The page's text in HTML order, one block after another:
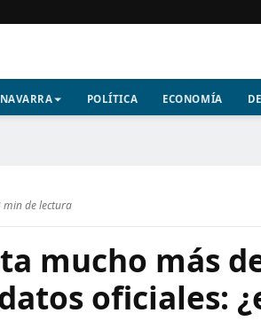
NAVARRA POLÍTICA ECONOMÍA
min de lectura
mucho más
oficiales: